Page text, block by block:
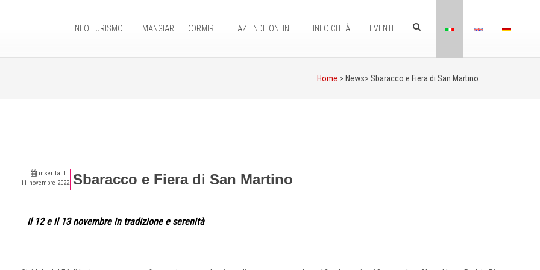
INFO TURISMO MANGIARE E DORMIRE AZIENDE ONLINE INFO CITTÀ EVENTI
Home > News> Sbaracco e Fiera di San Martino
inserita il:
11 novembre 2022 Sbaracco e Fiera di San Martino
Il 12 e il 13 novembre in tradizione e serenità